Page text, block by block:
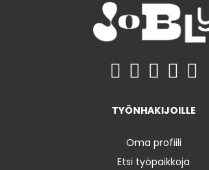
TYÖNHAKIJOILLE
Oma profiili
Etsi työpaikkoja